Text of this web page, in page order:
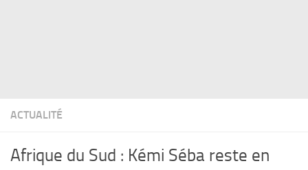
ACTUALITÉ
Afrique du Sud : Kémi Séba reste en